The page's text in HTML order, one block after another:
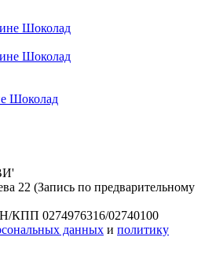
Шоколад
22 (Запись по предварительному
КПП 0274976316/02740100
данных и политику